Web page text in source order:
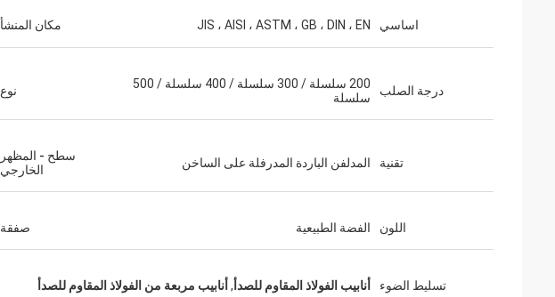
اساسي JIS ، AISI ، ASTM ، GB ، DIN ، EN مكان المنشأ
درجة الصلب
200 سلسلة / 300 سلسلة / 400 سلسلة / 500
سلسلة
نوع
تقنية المدلفن الباردة المدرفلة على الساخن
سطح - المظهر
الخارجي
اللون الفضة الطبيعية صفقة
تسليط الضوء أنابيب الفولاذ المقاوم للصدأ , أنابيب مربعة من الفولاذ المقاوم للصدأ